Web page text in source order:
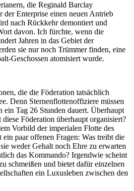
die Reginald Barclay
der Enterprise einen neuen Antrieb
nach Rückkehr demontiert und
davon. Ich fürchte, wenn die
Jahren in das Gebiet der
sie nur noch Trümmer finden, eine
Geschossen atomisiert wurde.
die die Föderation tatsächlich
Denn Sternenflottenoffiziere müssen
ein Tag 26 Stunden dauert. Überhaupt
Föderation überhaupt organisiert?
Vorbild der imperialen Flotte des
paar offenen Fragen: Was treibt die
weder Gehalt noch Ehre zu erwarten
das Kommando? Irgendwie scheint
schmeißen und bietet dafür einzelnen
ein Luxusleben zwischen den